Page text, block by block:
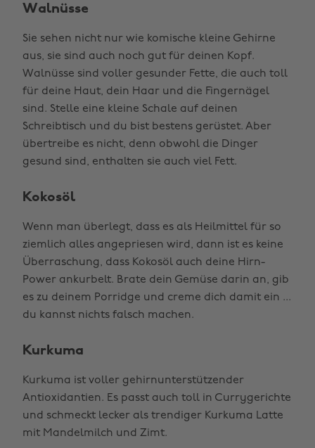
Walnüsse
Sie sehen nicht nur wie komische kleine Gehirne
aus, sie sind auch noch gut für deinen Kopf.
Walnüsse sind voller gesunder Fette, die auch toll
für deine Haut, dein Haar und die Fingernägel
sind. Stelle eine kleine Schale auf deinen
Schreibtisch und du bist bestens gerüstet. Aber
übertreibe es nicht, denn obwohl die Dinger
gesund sind, enthalten sie auch viel Fett.
Kokosöl
Wenn man überlegt, dass es als Heilmittel für so
ziemlich alles angepriesen wird, dann ist es keine
Überraschung, dass Kokosöl auch deine Hirn-
Power ankurbelt. Brate dein Gemüse darin an, gib
es zu deinem Porridge und creme dich damit ein ...
du kannst nichts falsch machen.
Kurkuma
Kurkuma ist voller gehirnunterstützender
Antioxidantien. Es passt auch toll in Currygerichte
und schmeckt lecker als trendiger Kurkuma Latte
mit Mandelmilch und Zimt.